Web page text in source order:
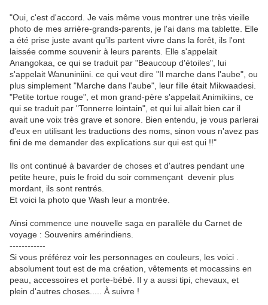
"Oui, c'est d'accord. Je vais même vous montrer une très vieille
photo de mes arrière-grands-parents, je l'ai dans ma tablette. Elle
a été prise juste avant qu'ils partent vivre dans la forêt, ils l'ont
laissée comme souvenir à leurs parents. Elle s'appelait
Anangokaa, ce qui se traduit par "Beaucoup d'étoiles", lui
s'appelait Wanuniniini. ce qui veut dire "Il marche dans l'aube", ou
plus simplement "Marche dans l'aube", leur fille était Mikwaadesi.
"Petite tortue rouge", et mon grand-père s'appelait Animikiins, ce
qui se traduit par "Tonnerre lointain", et qui lui allait bien car il
avait une voix très grave et sonore. Bien entendu, je vous parlerai
d'eux en utilisant les traductions des noms, sinon vous n'avez pas
fini de me demander des explications sur qui est qui !!"
Ils ont continué à bavarder de choses et d'autres pendant une
petite heure, puis le froid du soir commençant devenir plus
mordant, ils sont rentrés.
Et voici la photo que Wash leur a montrée.
Ainsi commence une nouvelle saga en parallèle du Carnet de
voyage : Souvenirs amérindiens.
------------
Si vous préférez voir les personnages en couleurs, les voici .
absolument tout est de ma création, vêtements et mocassins en
peau, accessoires et porte-bébé. Il y a aussi tipi, chevaux, et
plein d'autres choses..... À suivre !